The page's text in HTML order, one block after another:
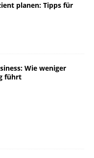
planen: Tipps für
Wie weniger
führt